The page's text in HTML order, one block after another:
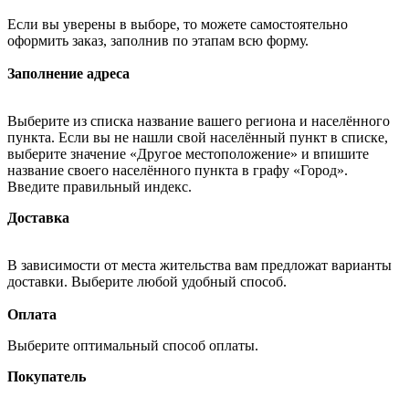
Если вы уверены в выборе, то можете самостоятельно
оформить заказ, заполнив по этапам всю форму.
Заполнение адреса
Выберите из списка название вашего региона и населённого
пункта. Если вы не нашли свой населённый пункт в списке,
выберите значение «Другое местоположение» и впишите
название своего населённого пункта в графу «Город».
Введите правильный индекс.
Доставка
В зависимости от места жительства вам предложат варианты
доставки. Выберите любой удобный способ.
Оплата
Выберите оптимальный способ оплаты.
Покупатель